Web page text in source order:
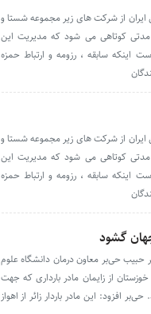
از شرکت های زیر مجموعه شستا و
مدتی کوتاهی می شود که مدیریت این
سابقه ، رزومه و ارتباط حمزه
از شرکت های زیر مجموعه شستا و
مدتی کوتاهی می شود که مدیریت این
سابقه ، رزومه و ارتباط حمزه
گشود
امروز جمعه ۱۸ شهریورماه ۱۴۰۱ دکتر حبیب حی‌بر معاون درمان دانشگاه علوم
از زایمان مادر بارداری که جهت
افزود: این مادر باردار زائر از اهواز